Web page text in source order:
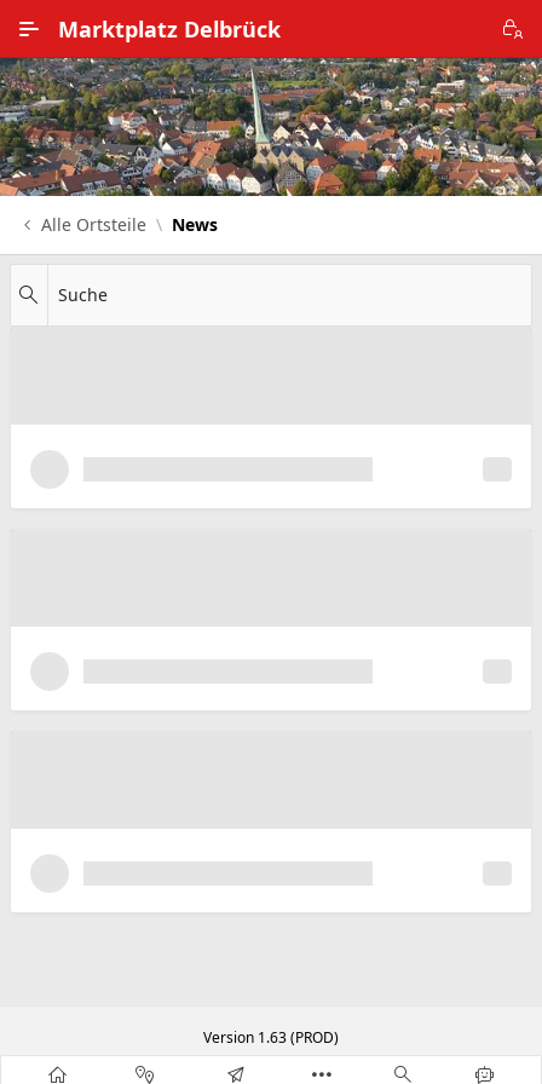
Marktplatz Delbrück
Alle Ortsteile
Impressum
Datenschutz
Alle Ortsteile News
Suche
Version 1.63 (PROD)